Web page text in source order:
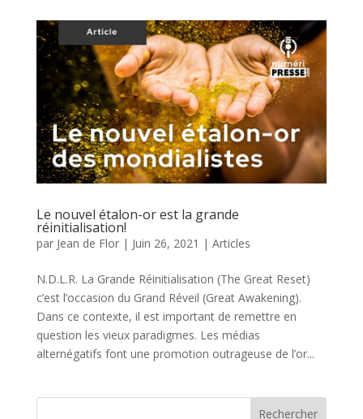
Le nouvel étalon-or est la grande
réinitialisation!
par Jean de Flor| Juin 26, 2021 | Articles
N.D.L.R. La Grande Réinitialisation (The Great Reset)
c’est l’occasion du Grand Réveil (Great Awakening).
Dans ce contexte, il est important de remettre en
question les vieux paradigmes. Les médias
alternégatifs font une promotion outrageuse de l’or...